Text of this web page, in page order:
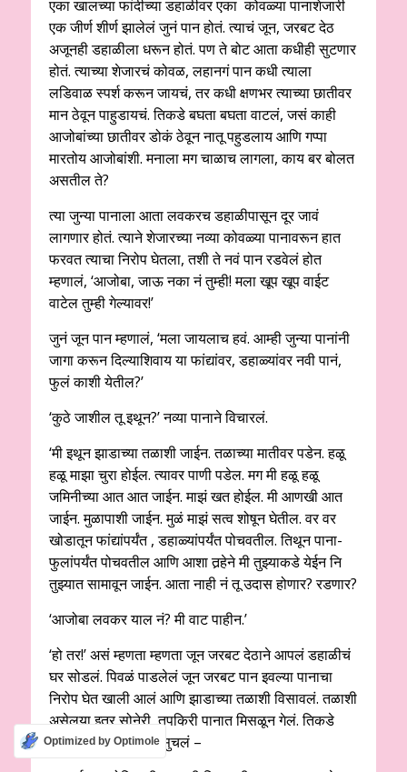
एका खालच्या फांदीच्या डहाळीवर एका कोवळ्या पानाशेजारी
एक जीर्ण शीर्ण झालेलं जुनं पान होतं. त्याचं जून, जरबट देठ
अजूनही डहाळीला धरून होतं. पण ते बोट आता कधीही सुटणार
होतं. त्याच्या शेजारचं कोवळ, लहानगं पान कधी त्याला
लडिवाळ स्पर्श करून जायचं, तर कधी क्षणभर त्याच्या छातीवर
मान ठेवून पाहुडायचं. तिकडे बघता बघता वाटलं, जसं काही
आजोबांच्या छातीवर डोकं ठेवून नातू पहुडलाय आणि गप्पा
मारतोय आजोबांशी. मनाला मग चाळाच लागला, काय बर बोलत
असतील ते?
त्या जुन्या पानाला आता लवकरच डहाळीपासून दूर जावं
लागणार होतं. त्याने शेजारच्या नव्या कोवळ्या पानावरून हात
फरवत त्याचा निरोप घेतला, तशी ते नवं पान रडवेलं होत
म्हणालं, ‘आजोबा, जाऊ नका नं तुम्ही! मला खूप खूप वाईट
वाटेल तुम्ही गेल्यावर!’
जुनं जून पान म्हणालं, ‘मला जायलाच हवं. आम्ही जुन्या पानांनी
जागा करून दिल्याशिवाय या फांद्यांवर, डहाळ्यांवर नवी पानं,
फुलं काशी येतील?’
‘कुठे जाशील तू इथून?’ नव्या पानाने विचारलं.
‘मी इथून झाडाच्या तळाशी जाईन. तळाच्या मातीवर पडेन. हळू
हळू माझा चुरा होईल. त्यावर पाणी पडेल. मग मी हळू हळू
जमिनीच्या आत आत जाईन. माझं खत होईल. मी आणखी आत
जाईन. मुळापाशी जाईन. मुळं माझं सत्व शोषून घेतील. वर वर
खोडातून फांद्यांपर्यंत , डहाळ्यांपर्यंत पोचवतील. तिथून पाना-
फुलांपर्यंत पोचवतील आणि आशा तर्‍हेने मी तुझ्याकडे येईन नि
तुझ्यात सामावून जाईन. आता नाही नं तू उदास होणार? रडणार?
‘आजोबा लवकर याल नं? मी वाट पाहीन.’
‘हो तर!’ असं म्हणता म्हणता जून जरबट देठाने आपलं डहाळीचं
घर सोडलं. पिवळं पाडलेलं जून जरबट पान इवल्या पानाचा
निरोप घेत खाली आलं आणि झाडाच्या तळाशी विसावलं. तळाशी
असेलया इतर सोनेरी, तपकिरी पानात मिसळून गेलं. तिकडे
पाहता पाहता एकदमच सुचलं –
Optimized by Optimole